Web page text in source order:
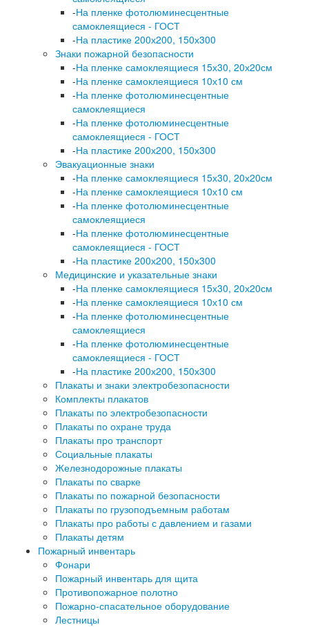
-На пленке фотолюминесцентные
самоклеящиеся - ГОСТ
-На пластике 200х200, 150х300
Знаки пожарной безопасности
-На пленке самоклеящиеся 15х30, 20х20см
-На пленке самоклеящиеся 10х10 см
-На пленке фотолюминесцентные
самоклеящиеся
-На пленке фотолюминесцентные
самоклеящиеся - ГОСТ
-На пластике 200х200, 150х300
Эвакуационные знаки
-На пленке самоклеящиеся 15х30, 20х20см
-На пленке самоклеящиеся 10х10 см
-На пленке фотолюминесцентные
самоклеящиеся
-На пленке фотолюминесцентные
самоклеящиеся - ГОСТ
-На пластике 200х200, 150х300
Медицинские и указательные знаки
-На пленке самоклеящиеся 15х30, 20х20см
-На пленке самоклеящиеся 10х10 см
-На пленке фотолюминесцентные
самоклеящиеся
-На пленке фотолюминесцентные
самоклеящиеся - ГОСТ
-На пластике 200х200, 150х300
Плакаты и знаки электробезопасности
Комплекты плакатов
Плакаты по электробезопасности
Плакаты по охране труда
Плакаты про транспорт
Социальные плакаты
Железнодорожные плакаты
Плакаты по сварке
Плакаты по пожарной безопасности
Плакаты по грузоподъемным работам
Плакаты про работы с давлением и газами
Плакаты детям
Пожарный инвентарь
Фонари
Пожарный инвентарь для щита
Противопожарное полотно
Пожарно-спасательное оборудование
Лестницы